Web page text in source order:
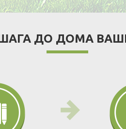
ШАГА ДО ДОМА